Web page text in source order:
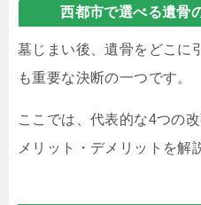
西都市で選べる遺骨
墓じまい後、遺骨をどこに
も重要な決断の一つです。
ここでは、代表的な4つの
メリット・デメリットを解